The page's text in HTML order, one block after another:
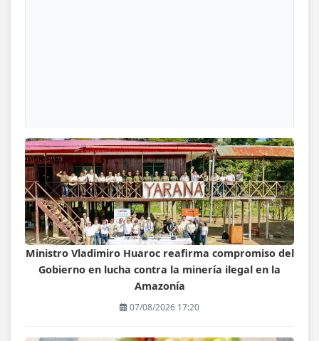
Ministro Vladimiro Huaroc reafirma compromiso del
Gobierno en lucha contra la minería ilegal en la
Amazonía
07/08/2026 17:20